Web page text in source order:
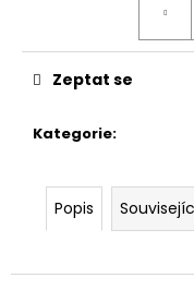
Kategorie:
Zeptat se
Popis
DUOLIFE
CHLOROFIL